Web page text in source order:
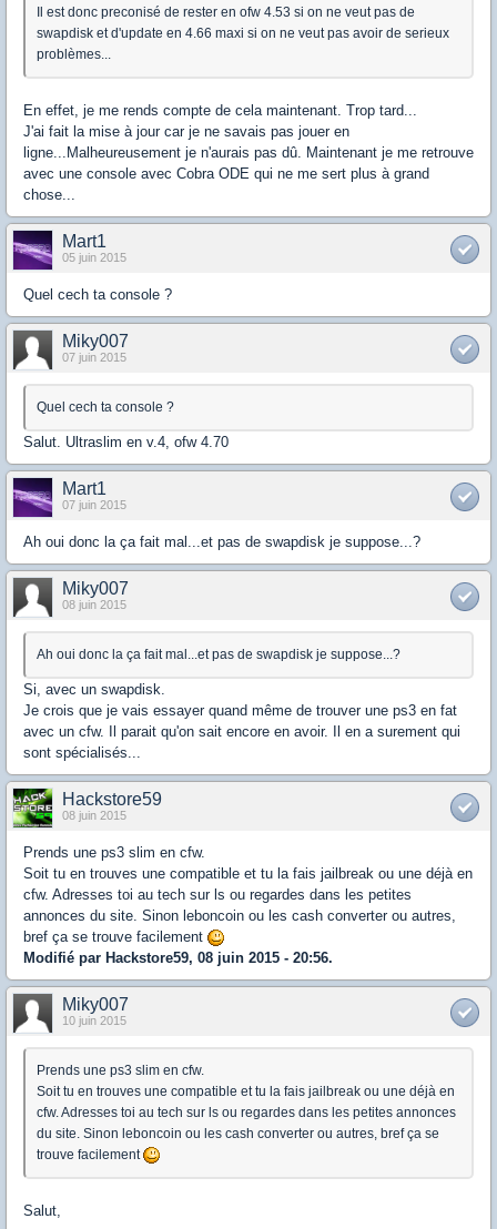
Il est donc preconisé de rester en ofw 4.53 si on ne veut pas de
swapdisk et d'update en 4.66 maxi si on ne veut pas avoir de serieux
problèmes...
En effet, je me rends compte de cela maintenant. Trop tard...
J'ai fait la mise à jour car je ne savais pas jouer en
ligne...Malheureusement je n'aurais pas dû. Maintenant je me retrouve
avec une console avec Cobra ODE qui ne me sert plus à grand
chose...
Mart1
05 juin 2015
Quel cech ta console ?
Miky007
07 juin 2015
Quel cech ta console ?
Salut. Ultraslim en v.4, ofw 4.70
Mart1
07 juin 2015
Ah oui donc la ça fait mal...et pas de swapdisk je suppose...?
Miky007
08 juin 2015
Ah oui donc la ça fait mal...et pas de swapdisk je suppose...?
Si, avec un swapdisk.
Je crois que je vais essayer quand même de trouver une ps3 en fat
avec un cfw. Il parait qu'on sait encore en avoir. Il en a surement qui
sont spécialisés...
Hackstore59
08 juin 2015
Prends une ps3 slim en cfw.
Soit tu en trouves une compatible et tu la fais jailbreak ou une déjà en
cfw. Adresses toi au tech sur ls ou regardes dans les petites
annonces du site. Sinon leboncoin ou les cash converter ou autres,
bref ça se trouve facilement
Modifié par Hackstore59, 08 juin 2015 - 20:56.
Miky007
10 juin 2015
Prends une ps3 slim en cfw.
Soit tu en trouves une compatible et tu la fais jailbreak ou une déjà en
cfw. Adresses toi au tech sur ls ou regardes dans les petites annonces
du site. Sinon leboncoin ou les cash converter ou autres, bref ça se
trouve facilement
Salut,